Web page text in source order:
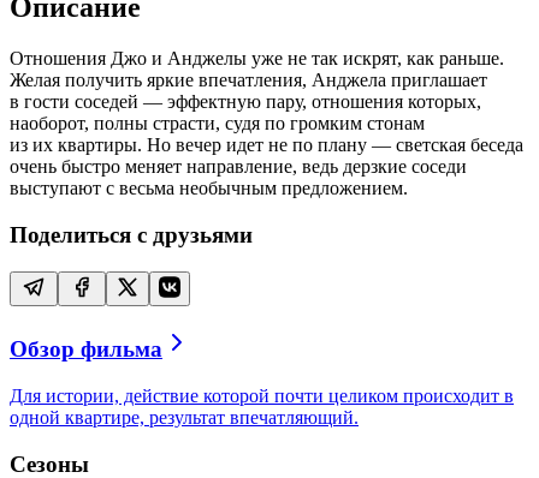
Описание
Отношения Джо и Анджелы уже не так искрят, как раньше.
Желая получить яркие впечатления, Анджела приглашает
в гости соседей — эффектную пару, отношения которых,
наоборот, полны страсти, судя по громким стонам
из их квартиры. Но вечер идет не по плану — светская беседа
очень быстро меняет направление, ведь дерзкие соседи
выступают с весьма необычным предложением.
Поделиться с друзьями
Обзор фильма
Для истории, действие которой почти целиком происходит в
одной квартире, результат впечатляющий.
Сезоны